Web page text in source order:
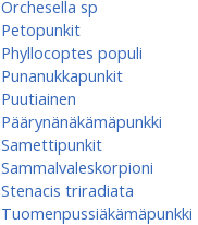
Orchesella sp
Petopunkit
Phyllocoptes populi
Punanukkapunkit
Puutiainen
Päärynänäkämäpunkki
Samettipunkit
Sammalvaleskorpioni
Stenacis triradiata
Tuomenpussiäkämä­punkki